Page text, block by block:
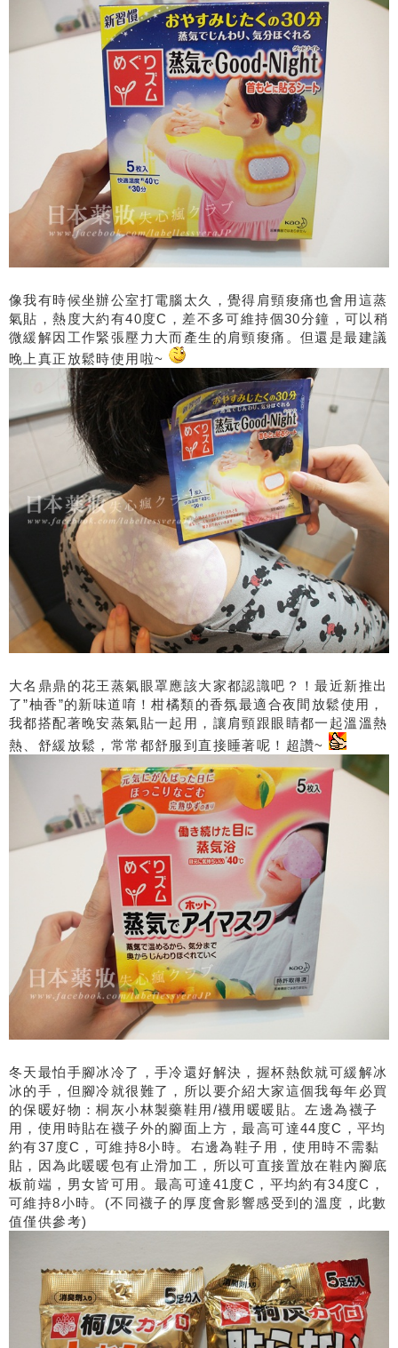
像我有時候坐辦公室打電腦太久，覺得肩頸痠痛也會用這蒸
氣貼，熱度大約有40度C，差不多可維持個30分鐘，可以稍
微緩解因工作緊張壓力大而產生的肩頸痠痛。但還是最建議
晚上真正放鬆時使用啦~
大名鼎鼎的花王蒸氣眼罩應該大家都認識吧？！最近新推出
了”柚香”的新味道唷！柑橘類的香氛最適合夜間放鬆使用，
我都搭配著晚安蒸氣貼一起用，讓肩頸跟眼睛都一起溫溫熱
熱、舒緩放鬆，常常都舒服到直接睡著呢！超讚~
冬天最怕手腳冰冷了，手冷還好解決，握杯熱飲就可緩解冰
冰的手，但腳冷就很難了，所以要介紹大家這個我每年必買
的保暖好物：桐灰小林製藥鞋用/襪用暖暖貼。左邊為襪子
用，使用時貼在襪子外的腳面上方，最高可達44 度C ，平均
約有37 度C ，可維持8小時。右邊為鞋子用，使用時不需黏
貼，因為此暖暖包有止滑加工，所以可直接置放在鞋內腳底
板前端，男女皆可用。最高可達41 度C ，平均約有34度C ，
可維持8小時。 (不同襪子的厚度會影響感受到的溫度，此數
值僅供參考)